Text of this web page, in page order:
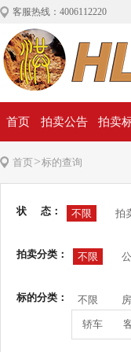
客服热线：4006112220
首页 拍卖公告 拍卖
首页>标的查询
状 态： 不限 拍
拍卖分类： 不限
标的分类： 不限
轿车